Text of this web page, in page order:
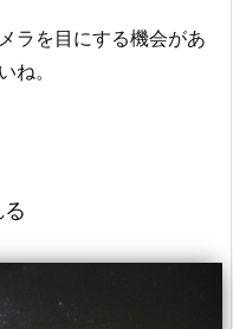
ラを目にする機会があ
ね。